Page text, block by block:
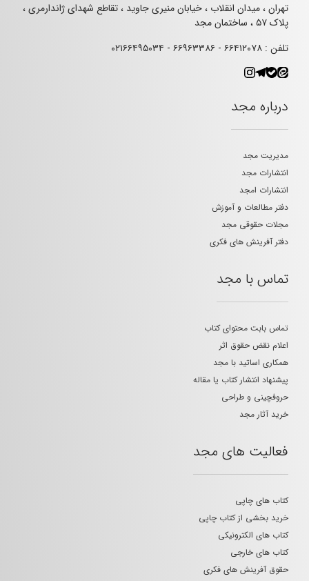
تهران ، میدان انقلاب ، خیابان منیری جاوید ، تقاطع شهدای ژاندارمری ،
پلاک ۵۷ ، ساختمان مجد
تلفن : ۶۶۴۱۲۰۷۸ - ۶۶۹۶۳۳۸۶ - ۰۲۱۶۶۴۹۵۰۳۴
درباره مجد
مدیریت مجد
انتشارات مجد
انتشارات امجد
دفتر مطالعات و آموزش
مجلات حقوقی مجد
دفتر آفرینش های فکری
تماس با مجد
تماس بابت محتوای کتاب
اعلام نقض حقوق اثر
همکاری اساتید با مجد
پیشنهاد انتشار کتاب یا مقاله
حروفچینی و طراحی
خرید آثار مجد
فعالیت های مجد
کتاب های چاپی
خرید بخشی از کتاب چاپی
کتاب های الکترونیکی
کتاب های خارجی
حقوق آفرینش های فکری